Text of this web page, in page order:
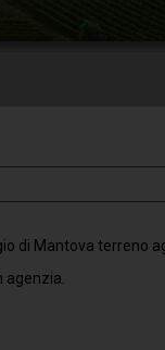
di Mantova terreno